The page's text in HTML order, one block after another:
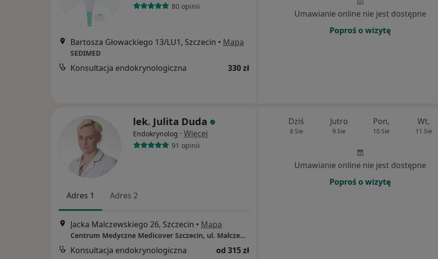
80 opinii
Bartosza Głowackiego 13/LU1, Szczecin • Mapa
SEDIMED
Konsultacja endokrynologiczna 330 zł
Umawianie online nie jest dostępne
Poproś o wizytę
lek. Julita Duda
Endokrynolog · Więcej
91 opinii
Adres 1 Adres 2
Jacka Malczewskiego 26, Szczecin • Mapa
Centrum Medyczne Medicover Szczecin, ul. Malczewskiego 26
Konsultacja endokrynologiczna od 315 zł
Dziś
8 Sie
Jutro
9 Sie
Pon,
10 Sie
Wt,
11 Sie
Umawianie online nie jest dostępne
Poproś o wizytę